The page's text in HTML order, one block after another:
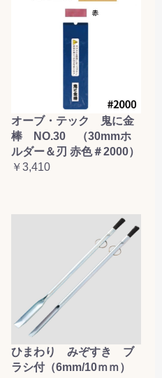
オーブ・テック 鬼に金
棒 NO.30 （30mmホ
ルダー＆刃 赤色＃2000）
￥3,410
ひまわり みぞすき ブ
ラシ付（6mm/10ｍｍ）